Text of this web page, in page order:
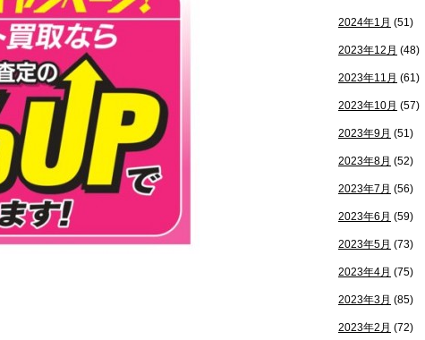
2024年1月 (51)
2023年12月 (48)
2023年11月 (61)
2023年10月 (57)
2023年9月 (51)
2023年8月 (52)
2023年7月 (56)
2023年6月 (59)
2023年5月 (73)
2023年4月 (75)
2023年3月 (85)
2023年2月 (72)